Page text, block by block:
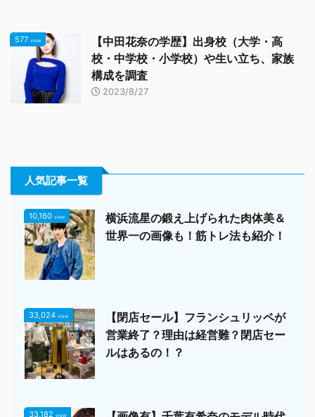
577 view
【中田花奈の学歴】出身校（大学・高
校・中学校・小学校）や生い立ち、家族
構成を調査
2023/8/27
人気記事一覧
10,160 view
横浜流星の鍛え上げられた肉体美＆
世界一の画像も！筋トレ法も紹介！
33,024 view
【閉店セール】フランシュリッペが
営業終了？理由は経営難？閉店セー
ルはあるの！？
33,182 view